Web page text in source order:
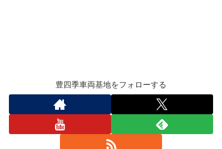
豊四季車両基地をフォローする